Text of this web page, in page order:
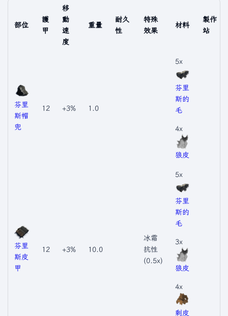
部位
護
甲
移
動
速
度
重量
耐久
性
特殊
效果
材料
製作
站
芬里
斯帽
兜
12 +3% 1.0
5x
芬里
斯的
毛
4x
狼皮
芬里
斯皮
甲
12 +3% 10.0
冰霜
抗性
(0.5x)
5x
芬里
斯的
毛
3x
狼皮
4x
剩皮